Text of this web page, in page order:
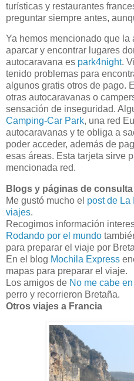
turísticas y restaurantes
preguntar siempre antes,
Ya hemos mencionado que
aparcar y encontrar lugares
autocaravana es park4night.
tenido problemas para
algunos gratis otros de pago.
otras autocaravanas o
sensación de inseguridad.
Camping-Car Park, una red
autocaravanas y te obliga a
poder acceder, además de
esas áreas. Esta tarjeta sirve
mencionada red.
Blogs y páginas de consulta
Me gustó mucho el post de La
viajes.
Recogimos información
Rodando por el mundo
para preparar el viaje por
En el blog Mochila Express
mapas para preparar el viaje.
Los amigos de No me cabe
perro y recorrieron Bretaña.
Otros viajes a Francia